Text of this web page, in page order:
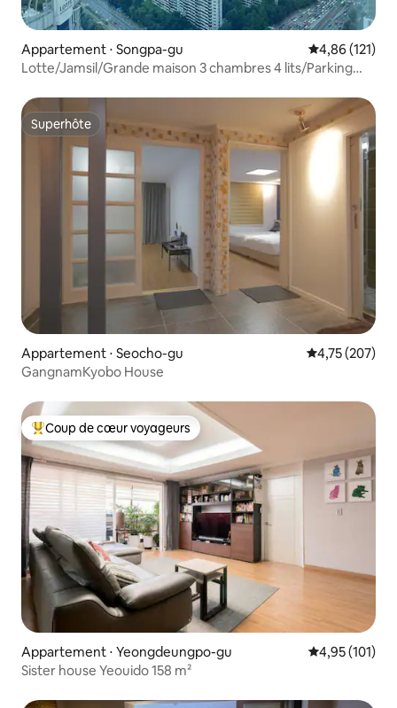
Appartement ⋅ Songpa-gu Évaluation
4,86 (121)
Lotte/Jamsil/Grande maison 3 chambres 4 lits/Parking
Superhôte
Superhôte
Appartement ⋅ Seocho-gu Évaluation
4,75 (207)
GangnamKyobo House
Coups de cœur voyageurs les plus appréciés
Coup de cœur voyageurs
Appartement ⋅ Yeongdeungpo-gu Évaluation
4,95 (101)
Sister house Yeouido 158 m²